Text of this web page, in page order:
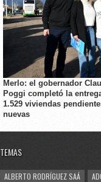
Merlo: el gobernador
Poggi completó la
1.529 viviendas
nuevas
TEMAS
ALBERTO RODRÍGUEZ SAÁ